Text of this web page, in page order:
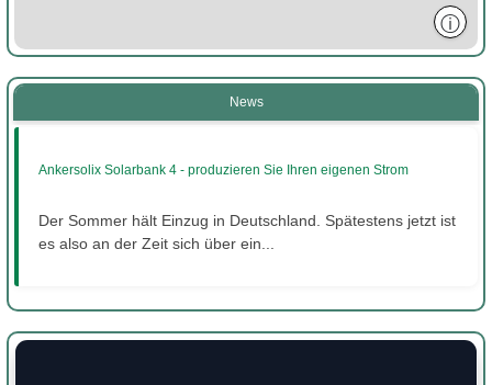
ⓘ
News
Ankersolix Solarbank 4 - produzieren Sie Ihren eigenen Strom
Der Sommer hält Einzug in Deutschland. Spätestens jetzt ist
es also an der Zeit sich über ein...